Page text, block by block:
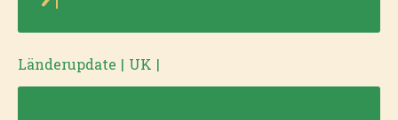
Länderupdate | UK |